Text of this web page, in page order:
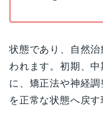
状態であり、自然
われます。初期、
に、矯正法や神経
を正常な状態へ戻す